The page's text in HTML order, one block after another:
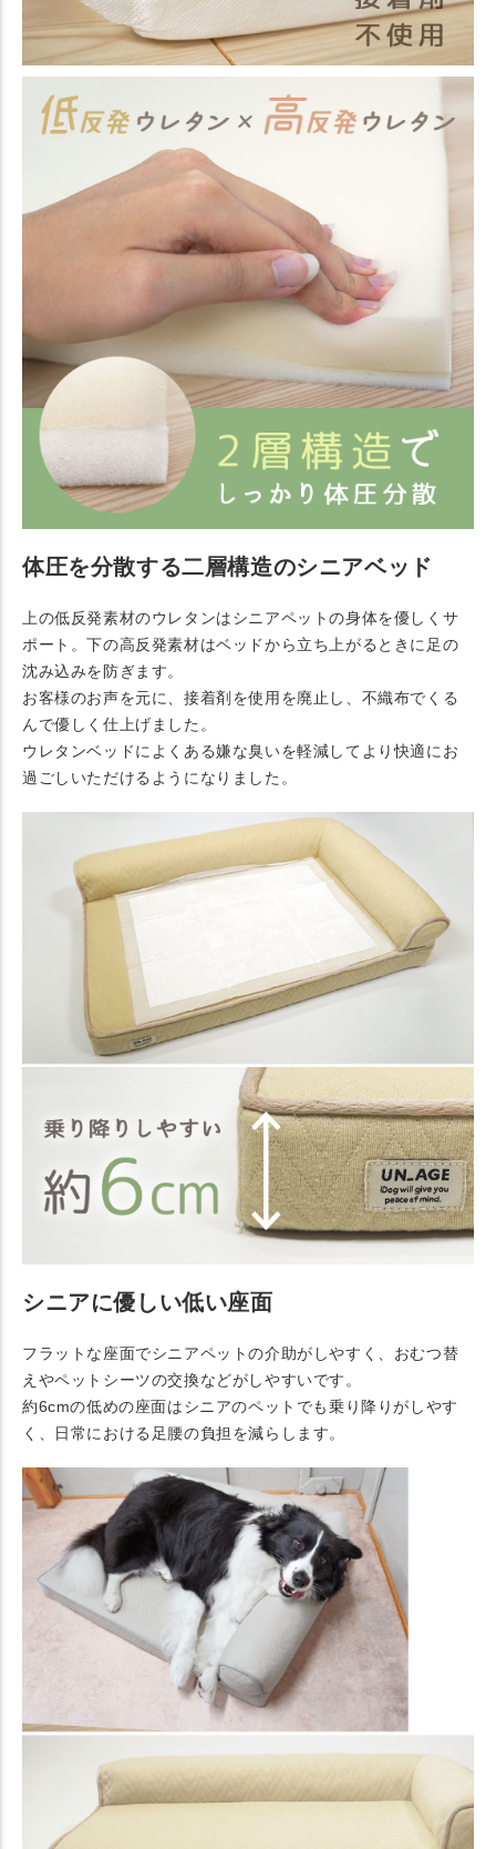
体圧を分散する二層構造のシニアベッド
上の低反発素材のウレタンはシニアペットの身体を優しくサ
ポート。下の高反発素材はベッドから立ち上がるときに足の
沈み込みを防ぎます。
お客様のお声を元に、接着剤を使用を廃止し、不織布でくる
んで優しく仕上げました。
ウレタンベッドによくある嫌な臭いを軽減してより快適にお
過ごしいただけるようになりました。
シニアに優しい低い座面
フラットな座面でシニアペットの介助がしやすく、おむつ替
えやペットシーツの交換などがしやすいです。
約6cmの低めの座面はシニアのペットでも乗り降りがしやす
く、日常における足腰の負担を減らします。